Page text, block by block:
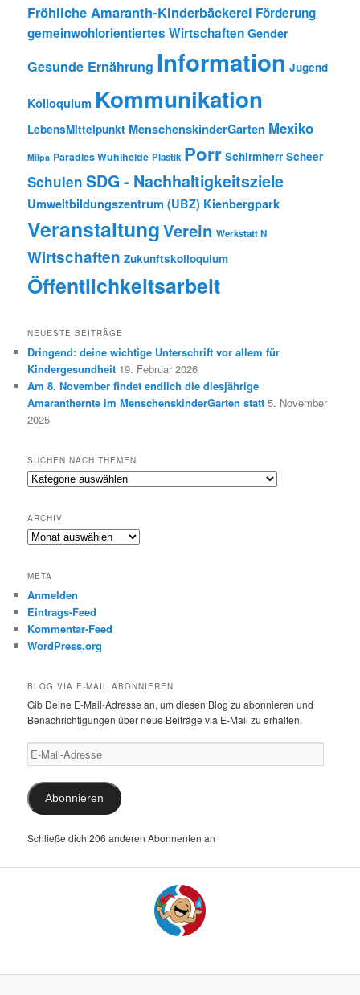
Fröhliche Amaranth-Kinderbäckerei Förderung
gemeinwohlorientiertes Wirtschaften Gender
Gesunde Ernährung Information Jugend
Kolloquium Kommunikation
LebensMittelpunkt MenschenskinderGarten Mexiko
Milpa Paradies Wuhlheide Plastik Porr Schirmherr Scheer
Schulen SDG - Nachhaltigkeitsziele
Umweltbildungszentrum (UBZ) Kienbergpark
VeranstaltungVerein Werkstatt N
Wirtschaften Zukunftskolloquium
Öffentlichkeitsarbeit
NEUESTE BEITRÄGE
Dringend: deine wichtige Unterschrift vor allem für
Kindergesundheit 19. Februar 2026
Am 8. November findet endlich die diesjährige
Amaranthernte im MenschenskinderGarten statt 5. November
2025
SUCHEN NACH THEMEN
Suchen
ARCHIV
Archiv
META
Anmelden
Eintrags-Feed
Kommentar-Feed
WordPress.org
BLOG VIA E-MAIL ABONNIEREN
Gib Deine E-Mail-Adresse an, um diesen Blog zu abonnieren und
Benachrichtigungen über neue Beiträge via E-Mail zu erhalten.
E-
Mail-
Adresse
Abonnieren
Schließe dich 206 anderen Abonnenten an